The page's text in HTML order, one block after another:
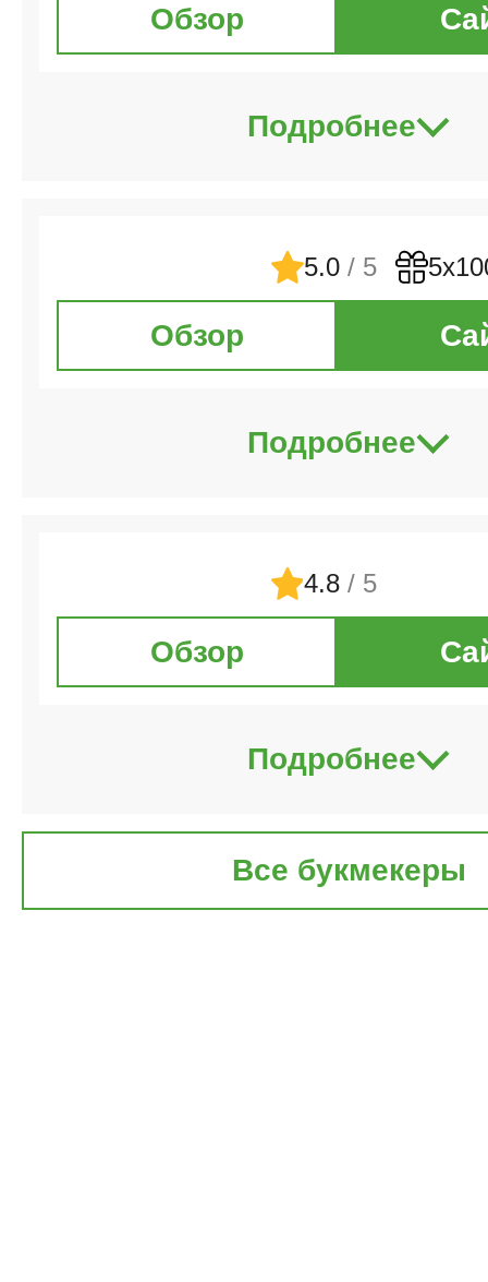
Обзор
Подробнее
5.0 / 5
Обзор
Подробнее
4.8 / 5
Обзор
Подробнее
Все букмекеры